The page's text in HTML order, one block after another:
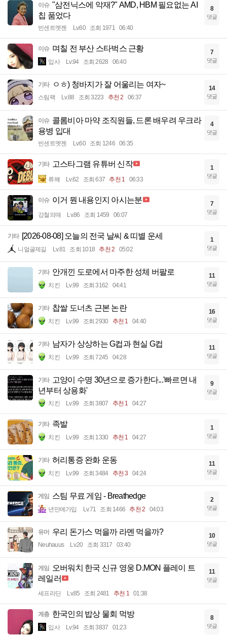
이슈 "삼전닉스에 악재?" AMD, HBM 필요없는 AI
칩 품었다
빈센트멧젠 Lv.60 조회 1971 06:40
8
댓글
이슈 며칠 전 부산 스타벅스 근황
입사 Lv.94 조회 2628 06:40
7
댓글
기타 ㅇㅎ) 청바지가 잘 어울리는 여자~
스팀팩 Lv.88 조회 3223 추천 2 06:37
14
댓글
이슈 콜롬비아 마약 조직원들, 드론 배우려 우크라
용병 입대
빈센트멧젠 Lv.60 조회 1246 06:35
4
댓글
기타 고스타그램 유튜버 신작
류햬 Lv.62 조회 637 추천 1 06:33
1
댓글
이슈 이거 뭔 내용인지 아시는분
강철의매 Lv.86 조회 1459 06:07
7
댓글
기타 [2026-08-08] 오늘의 전국 날씨 & 띠별 운세
니얼굴제길 Lv.81 조회 1018 추천 2 05:02
1
댓글
기타 안개낀 도로에서 마주한 성체 버팔로
치킨 Lv.99 조회 3162 04:41
11
댓글
기타 찹쌀 도너츠 근본 논란
치킨 Lv.99 조회 2930 추천 1 04:40
16
댓글
기타 남자가 상상하는 G컵과 현실 G컵
치킨 Lv.99 조회 7245 04:28
11
댓글
기타 고양이 수명 30년으로 증가한다...'빠르면 내
년부터 상용화'
치킨 Lv.99 조회 3807 추천 1 04:27
9
댓글
기타 족발
치킨 Lv.99 조회 1330 추천 1 04:27
1
댓글
기타 허리통증 완화 운동
치킨 Lv.99 조회 3484 추천 3 04:24
11
댓글
게임 스팀 무료 게임 - Breathedge
년만에가입 Lv.71 조회 1466 추천 2 04:03
2
댓글
유머 우리 돈가스 먹을까 라멘 먹을까?
Neuhauus Lv.20 조회 3317 03:40
10
댓글
게임
오버워치 한국 신규 영웅 D.MON 플레이 트
레일러
세프라딘 Lv.85 조회 2481 추천 1 01:38
11
댓글
계층 한국인의 밥상 물회 먹방
입사 Lv.94 조회 3837 01:23
8
댓글